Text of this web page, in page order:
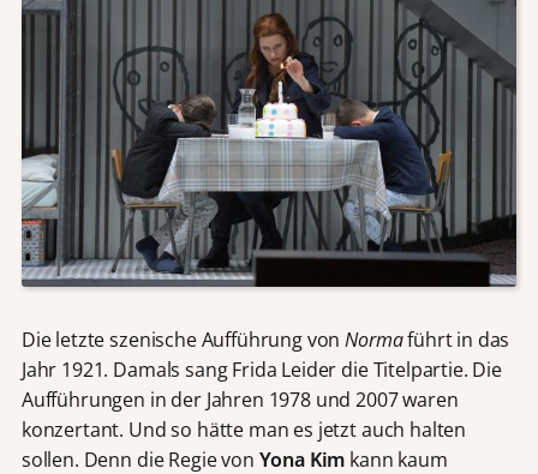
Die letzte szenische Aufführung vonNormaführt in das
Jahr 1921. Damals sang Frida Leider die Titelpartie. Die
Aufführungen in der Jahren 1978 und 2007 waren
konzertant. Und so hätte man es jetzt auch halten
sollen. Denn die Regie von Yona Kim kann kaum